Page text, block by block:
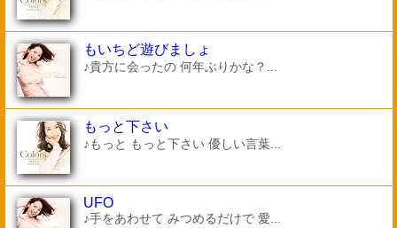
もいちど遊びましょ
♪貴方に会ったの 何年ぶりかな？...
もっと下さい
♪もっと もっと下さい 優しい言葉...
UFO
♪手をあわせて みつめるだけで 愛...